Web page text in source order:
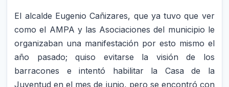
El alcalde Eugenio Cañizares, que ya tuvo que ver
como el AMPA y las Asociaciones del municipio le
organizaban una manifestación por esto mismo el
año pasado; quiso evitarse la visión de los
barracones e intentó habilitar la Casa de la
Juventud en el mes de junio, pero se encontró con